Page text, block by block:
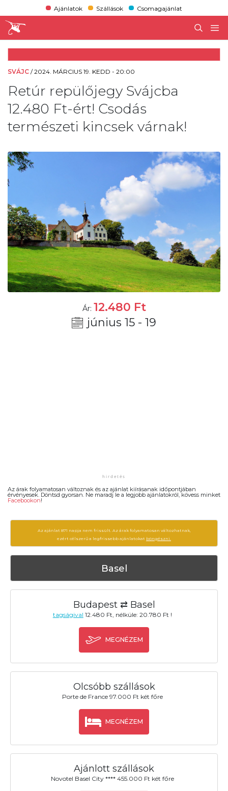
Ajánlatok Szállások Csomagajánlat
SVÁJC /2024. MÁRCIUS 19. KEDD - 20:00
Retúr repülőjegy Svájcba
12.480 Ft-ért! Csodás
természeti kincsek várnak!
Ár: 12.480 Ft
június 15 - 19
Az árak folyamatosan változnak és az ajánlat kiírásanak időpontjában
érvényesek. Döntsd gyorsan. Ne maradj le a legjobb ajánlatokról, kövess minket
Facebookon!
Az ajánlat 871 napja nem frissült. Az árak folyamatosan változhatnak,
ezért célszerű a legfrissebb ajánlatokat böngészni.
Basel
Budapest ⇄ Basel
tagságival 12.480 Ft, nélküle: 20.780 Ft !
MEGNÉZEM
Olcsóbb szállások
Porte de France 97.000 Ft két főre
MEGNÉZEM
Ajánlott szállások
Novotel Basel City **** 455.000 Ft két főre